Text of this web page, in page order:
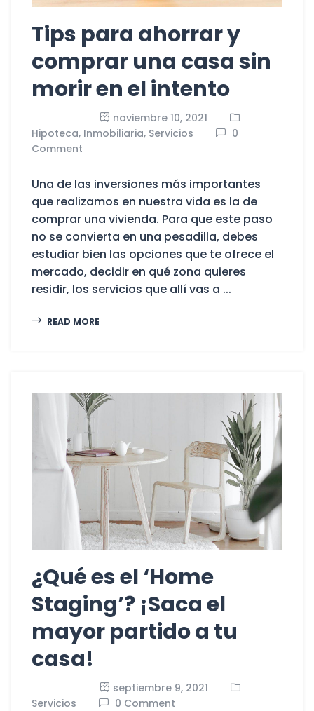
Tips para ahorrar y
comprar una casa sin
morir en el intento
noviembre 10, 2021
Hipoteca, Inmobiliaria, Servicios
0
Comment
Una de las inversiones más importantes
que realizamos en nuestra vida es la de
comprar una vivienda. Para que este paso
no se convierta en una pesadilla, debes
estudiar bien las opciones que te ofrece el
mercado, decidir en qué zona quieres
residir, los servicios que allí vas a ...
READ MORE
¿Qué es el ‘Home
Staging’? ¡Saca el
mayor partido a tu
casa!
septiembre 9, 2021
Servicios
0 Comment